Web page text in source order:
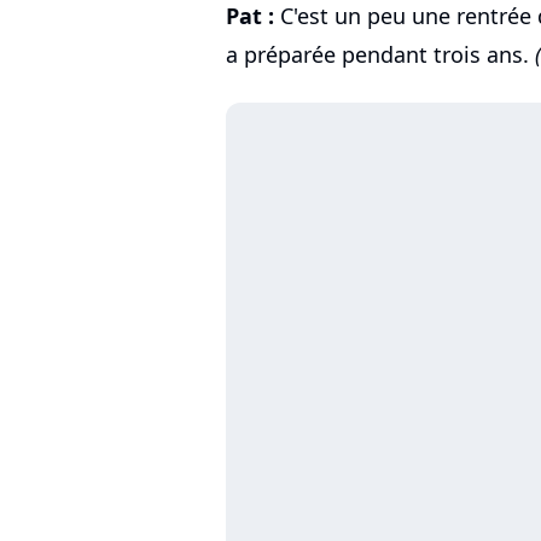
Pat : C'est un peu une
a préparée pendant trois ans.